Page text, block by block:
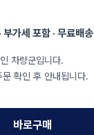
가세 포함 · 무료배송
차량군입니다.
확인 후 안내됩니다.
바로구매